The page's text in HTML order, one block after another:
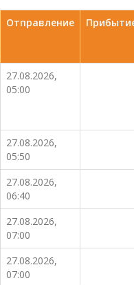
Отправление
27.08.2026,
05:00
27.08.2026,
05:50
27.08.2026,
06:40
27.08.2026,
07:00
27.08.2026,
07:00